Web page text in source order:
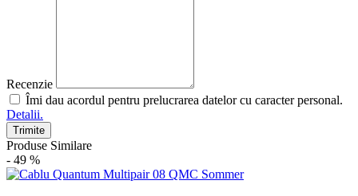
Recenzie
Îmi dau acordul pentru prelucrarea datelor cu caracter personal.
Detalii.
Trimite
Produse Similare
- 49 %